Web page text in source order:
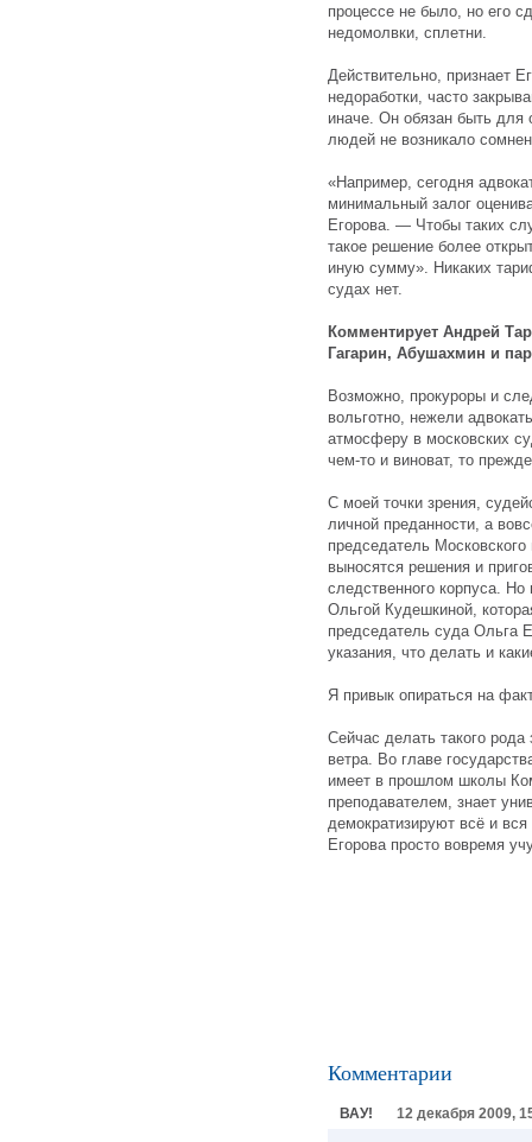
процессе не было, но его
недомолвки, сплетни.
Действительно, признает
недоработки, часто
иначе. Он обязан быть для
людей не возникало
«Например, сегодня
минимальный залог
Егорова. — Чтобы таких
такое решение более
иную сумму». Никаких
судах нет.
Комментирует Андрей
Гагарин, Абушахмин и
Возможно, прокуроры и
вольготно, нежели
атмосферу в московских
чем-то и виноват, то
С моей точки зрения,
личной преданности, а
председатель Московского
выносятся решения и
следственного корпуса.
Ольгой Кудешкиной,
председатель суда Ольга
указания, что делать и
Я привык опираться на
Сейчас делать такого
ветра. Во главе
имеет в прошлом школы
преподавателем, знает
демократизируют всё и
Егорова просто вовремя
Комментарии
ВАУ! 12 декабря 2009,